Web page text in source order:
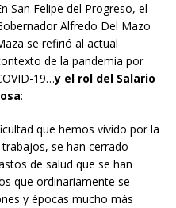
San Felipe del Progreso, el
Alfredo Del Mazo
se refirió al actual
de la pandemia por
19…y el rol del Salario
:
que hemos vivido por la
se han cerrado
de salud que se han
que ordinariamente se
y épocas mucho más